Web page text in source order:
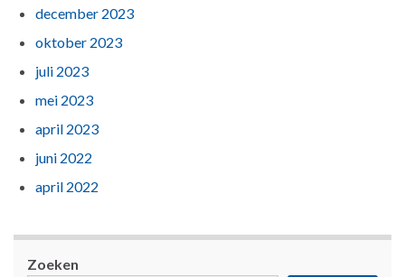
december 2023
oktober 2023
juli 2023
mei 2023
april 2023
juni 2022
april 2022
Zoeken